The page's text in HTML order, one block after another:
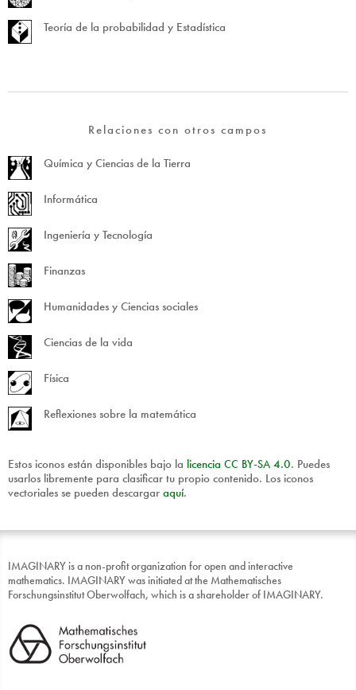
Teoría de la probabilidad y Estadística
Relaciones con otros campos
Química y Ciencias de la Tierra
Informática
Ingeniería y Tecnología
Finanzas
Humanidades y Ciencias sociales
Ciencias de la vida
Física
Reflexiones sobre la matemática
Estos iconos están disponibles bajo la licencia CC BY-SA 4.0. Puedes
usarlos libremente para clasificar tu propio contenido. Los iconos
vectoriales se pueden descargar aquí.
IMAGINARY is a non-profit organization for open and interactive
mathematics. IMAGINARY was initiated at the Mathematisches
Forschungsinstitut Oberwolfach, which is a shareholder of IMAGINARY.